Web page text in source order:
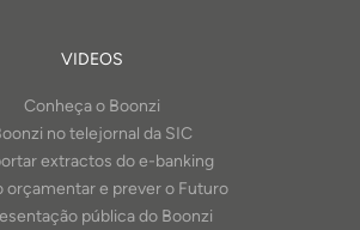
VIDEOS
Conheça o Boonzi
no telejornal da SIC
extractos do e-banking
orçamentar e prever o Futuro
pública do Boonzi